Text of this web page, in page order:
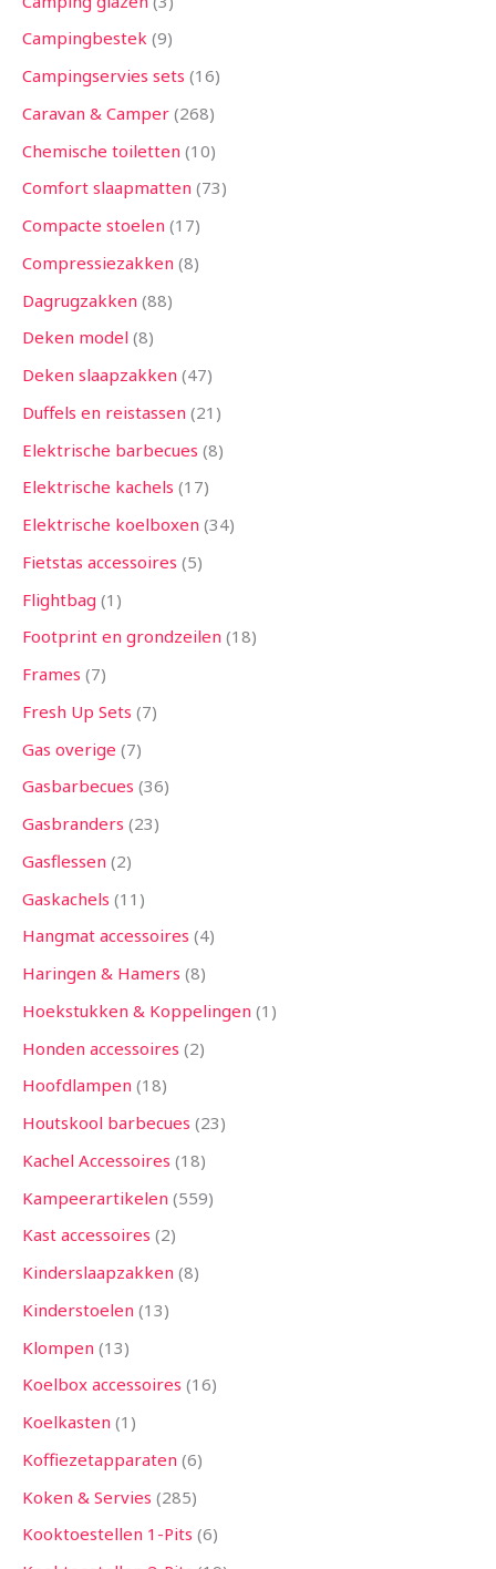
Campingbestek 9
Campingservies sets 16
Caravan & Camper 268
Chemische toiletten 10
Comfort slaapmatten 73
Compacte stoelen 17
Compressiezakken 8
Dagrugzakken 88
Deken model 8
Deken slaapzakken 47
Duffels en reistassen 21
Elektrische barbecues 8
Elektrische kachels 17
Elektrische koelboxen 34
Fietstas accessoires 5
Flightbag 1
Footprint en grondzeilen 18
Frames 7
Fresh Up Sets 7
Gas overige 7
Gasbarbecues 36
Gasbranders 23
Gasflessen 2
Gaskachels 11
Hangmat accessoires 4
Haringen & Hamers 8
Hoekstukken & Koppelingen 1
Honden accessoires 2
Hoofdlampen 18
Houtskool barbecues 23
Kachel Accessoires 18
Kampeerartikelen 559
Kast accessoires 2
Kinderslaapzakken 8
Kinderstoelen 13
Klompen 13
Koelbox accessoires 16
Koelkasten 1
Koffiezetapparaten 6
Koken & Servies 285
Kooktoestellen 1-Pits 6